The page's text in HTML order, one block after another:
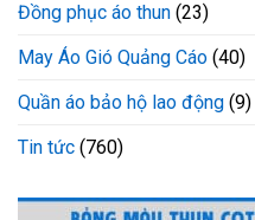
Đồng phục áo thun (23)
May Áo Gió Quảng Cáo (40)
Quần áo bảo hộ lao động (9)
Tin tức (760)